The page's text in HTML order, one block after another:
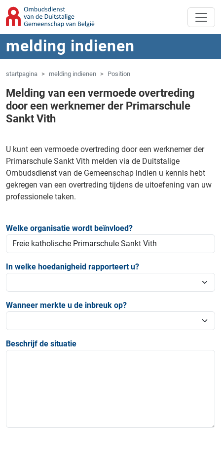
Overslaan naar hoofdinhoud
Spring naar navigatie
melding indienen
startpagina melding indienen Position
Melding van een vermoede overtreding
door een werknemer der Primarschule
Sankt Vith
U kunt een vermoede overtreding door een werknemer der
Primarschule Sankt Vith melden via de Duitstalige
Ombudsdienst van de Gemeenschap indien u kennis hebt
gekregen van een overtreding tijdens de uitoefening van uw
professionele taken.
Welke organisatie wordt beïnvloed?
In welke hoedanigheid rapporteert u?
Wanneer merkte u de inbreuk op?
Beschrijf de situatie